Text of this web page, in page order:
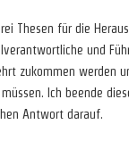
Thesen für die
und
zukommen werden
Ich beende
Antwort darauf.